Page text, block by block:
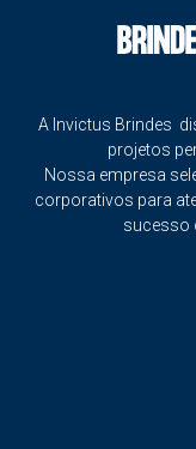
A Invictus Brindes
projetos
Nossa empresa
corporativos para
sucesso